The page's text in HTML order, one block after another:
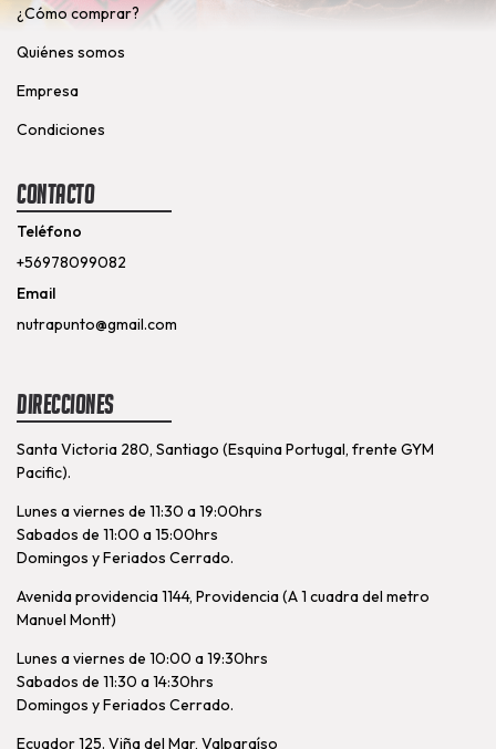
¿Cómo comprar?
Quiénes somos
Empresa
Condiciones
Contacto
Teléfono
+56978099082
Email
nutrapunto@gmail.com
Direcciones
Santa Victoria 280, Santiago (Esquina Portugal, frente GYM
Pacific).
Lunes a viernes de 11:30 a 19:00hrs
Sabados de 11:00 a 15:00hrs
Domingos y Feriados Cerrado.
Avenida providencia 1144, Providencia (A 1 cuadra del metro
Manuel Montt)
Lunes a viernes de 10:00 a 19:30hrs
Sabados de 11:30 a 14:30hrs
Domingos y Feriados Cerrado.
Ecuador 125. Viña del Mar, Valparaíso